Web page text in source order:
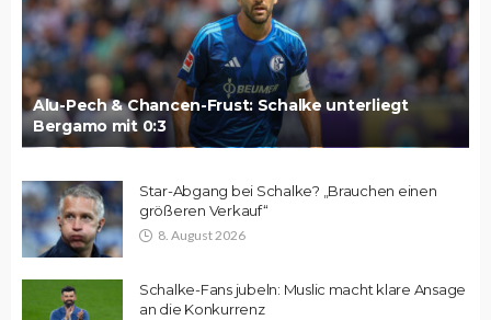
Alu-Pech & Chancen-Frust: Schalke unterliegt
Bergamo mit 0:3
Star-Abgang bei Schalke? „Brauchen einen
größeren Verkauf“
8. August 2026
Schalke-Fans jubeln: Muslic macht klare Ansage
an die Konkurrenz